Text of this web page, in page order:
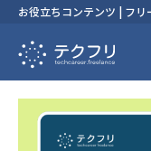
お役立ちコンテンツ | フ